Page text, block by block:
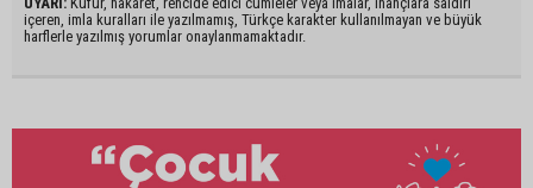
içeren, imla kuralları ile yazılmamış, Türkçe karakter kullanılmayan ve büyük
harflerle yazılmış yorumlar onaylanmamaktadır.